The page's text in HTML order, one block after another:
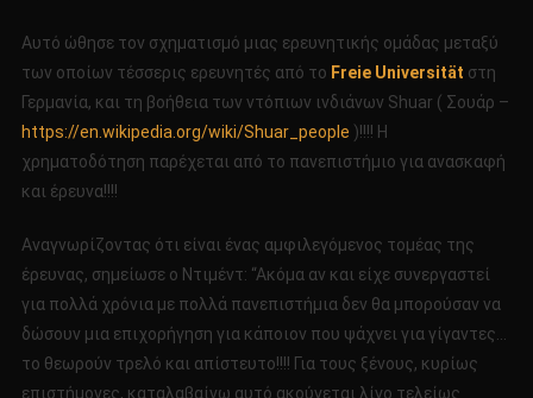
Αυτό ώθησε τον σχηματισμό μιας ερευνητικής ομάδας μεταξύ
των οποίων τέσσερις ερευνητές από το Freie Universität στη
Γερμανία, και τη βοήθεια των ντόπιων ινδιάνων Shuar ( Σουάρ –
https://en.wikipedia.org/wiki/Shuar_people )!!!! Η
χρηματοδότηση παρέχεται από το πανεπιστήμιο για ανασκαφή
και έρευνα!!!!
Αναγνωρίζοντας ότι είναι ένας αμφιλεγόμενος τομέας της
έρευνας, σημείωσε ο Ντιμέντ: “Ακόμα αν και είχε συνεργαστεί
για πολλά χρόνια με πολλά πανεπιστήμια δεν θα μπορούσαν να
δώσουν μια επιχορήγηση για κάποιον που ψάχνει για γίγαντες…
το θεωρούν τρελό και απίστευτο!!!! Για τους ξένους, κυρίως
επιστήμονες, καταλαβαίνω αυτό ακούγεται λίγο τελείως